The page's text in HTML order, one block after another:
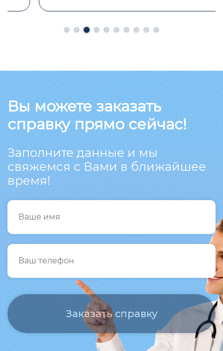
Вы можете заказать
справку прямо сейчас!
Заполните данные и мы
свяжемся с Вами в ближайшее
время!